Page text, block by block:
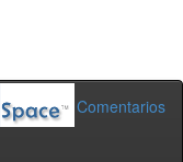
Comentarios